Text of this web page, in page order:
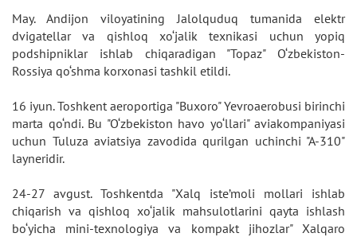
May. Andijon viloyatining Jalolquduq tumanida elektr
dvigatellar va qishloq xo‘jalik texnikasi uchun yopiq
podshipniklar ishlab chiqaradigan "Topaz" O‘zbekiston-
Rossiya qo‘shma korxonasi tashkil etildi.
16 iyun. Toshkent aeroportiga "Buxoro" Yevroaerobusi birinchi
marta qo‘ndi. Bu "O‘zbekiston havo yo‘llari" aviakompaniyasi
uchun Tuluza aviatsiya zavodida qurilgan uchinchi "A-310"
layneridir.
24-27 avgust. Toshkentda "Xalq iste’moli mollari ishlab
chiqarish va qishloq xo‘jalik mahsulotlarini qayta ishlash
bo‘yicha mini-texnologiya va kompakt jihozlar" Xalqaro